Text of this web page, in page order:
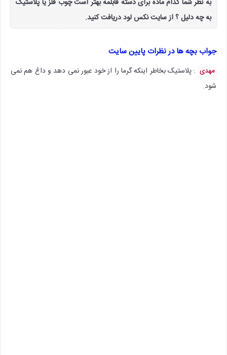
به نظر شما کدام ماده برای دسته قابلمه بهتر است چوب فلز یا پلاستیک
به چه دلیل ؟ از سایت نکس لود دریافت کنید.
جواب بچه ها در نظرات پایین سایت
مهدی : پلاستیک بخاطر اینکه گرما را از خود عبور نمی دهد و داغ هم نمی
شود.